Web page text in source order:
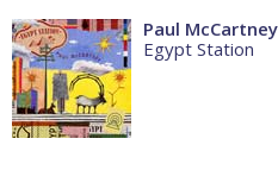
Paul
Egypt Station